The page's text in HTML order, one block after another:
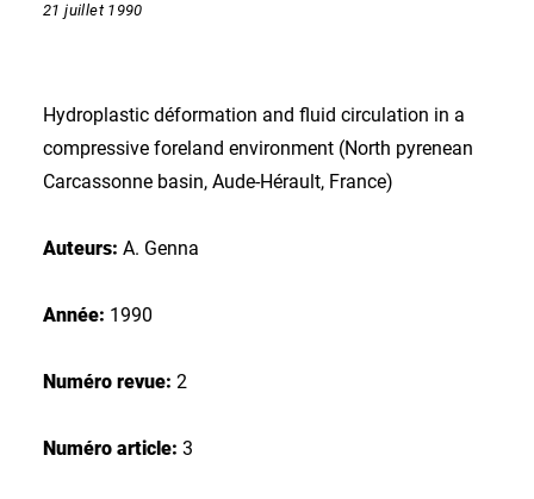
21 juillet 1990
Hydroplastic déformation and fluid circulation in a
compressive foreland environment (North pyrenean
Carcassonne basin, Aude-Hérault, France)
Auteurs: A. Genna
Année: 1990
Numéro revue: 2
Numéro article: 3